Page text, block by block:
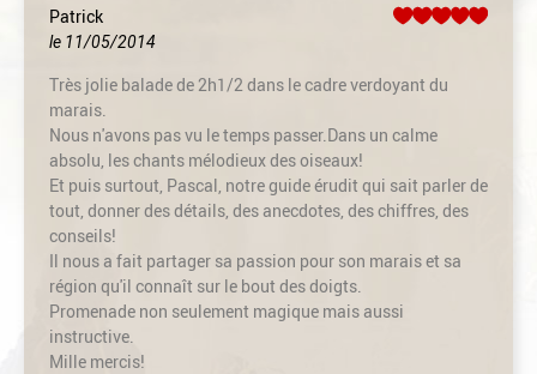
Patrick
le 11/05/2014
Très jolie balade de 2h1/2 dans le cadre verdoyant du
marais.
Nous n'avons pas vu le temps passer.Dans un calme
absolu, les chants mélodieux des oiseaux!
Et puis surtout, Pascal, notre guide érudit qui sait parler de
tout, donner des détails, des anecdotes, des chiffres, des
conseils!
Il nous a fait partager sa passion pour son marais et sa
région qu'il connaît sur le bout des doigts.
Promenade non seulement magique mais aussi
instructive.
Mille mercis!